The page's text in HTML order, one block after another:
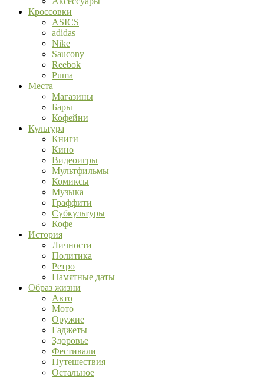
Кроссовки
ASICS
adidas
Nike
Saucony
Reebok
Puma
Места
Магазины
Бары
Кофейни
Культура
Книги
Кино
Видеоигры
Мультфильмы
Комиксы
Музыка
Граффити
Субкультуры
Кофе
История
Личности
Политика
Ретро
Памятные даты
Образ жизни
Авто
Мото
Оружие
Гаджеты
Здоровье
Фестивали
Путешествия
Остальное